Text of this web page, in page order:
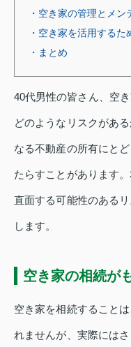
・空き家の管理とメ
・空き家を活用する
・まとめ
40代男性の皆さん、空
どのようなリスクがあ
なる不動産の所有にと
たらすことがあります
直面する可能性のある
します。
空き家の相続が
空き家を相続すること
れませんが、実際には